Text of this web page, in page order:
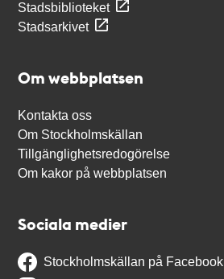
Stadsbiblioteket
Stadsarkivet
Om webbplatsen
Kontakta oss
Om Stockholmskällan
Tillgänglighetsredogörelse
Om kakor på webbplatsen
Sociala medier
Stockholmskällan på Facebook